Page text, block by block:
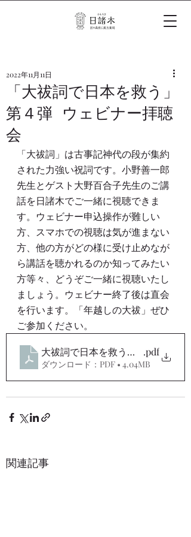
「大祓詞で日本を救う」
第４弾 ウェビナー拝聴
会
2022年11月11日
「大祓詞」は古事記神代の段が集約
された力強い祝詞です。小野善一郎
先生とゲスト大野百合子先生のご講
話を日諸木でご一緒に視聴できま
す。ウェビナー申込操作が難しい
方、スマホでの視聴は気が進まない
方、他の方がどの様に受け止めなが
ら講話を聴かれるのか知ってみたい
方等々、どうぞご一緒に視聴いたし
ましょう。ウェビナー終了後は直会
を行います。「年越しの大祓」ぜひ
ご参加ください。
大祓詞で日本を救う第四弾PDF表裏
.pdf
ダウンロード：PDF • 4.04MB
関連記事